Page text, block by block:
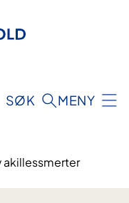
SØK MENY
akillessmerter